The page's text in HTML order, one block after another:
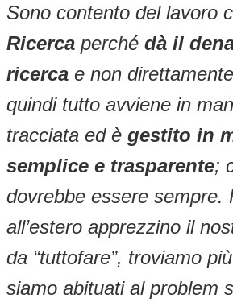
Sono contento del lavoro
Ricerca perché dà il
ricerca e non
quindi tutto avviene in
tracciata ed è gestito in
semplice e trasparente;
dovrebbe essere sempre.
all’estero apprezzino il
da “tuttofare”, troviamo
siamo abituati al problem